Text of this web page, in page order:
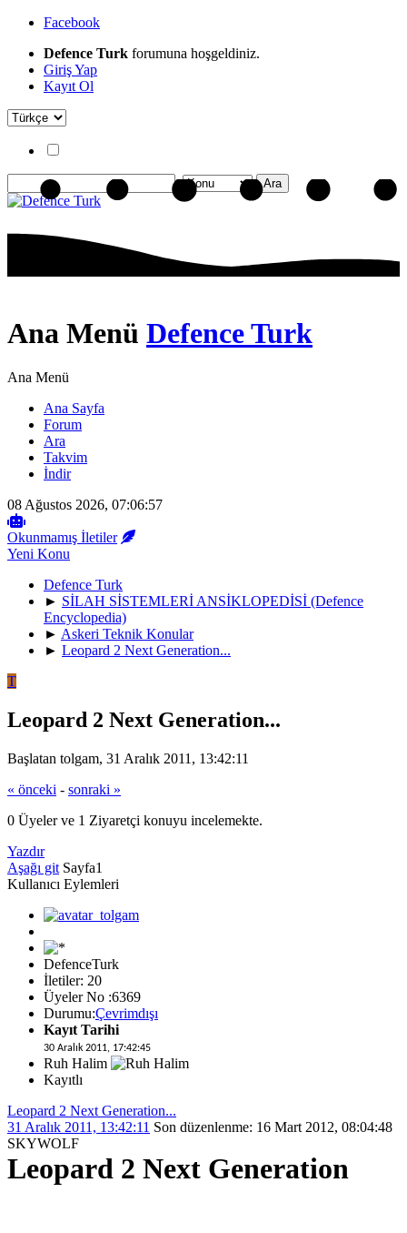
Facebook
Defence Turk forumuna hoşgeldiniz.
Giriş Yap
Kayıt Ol
Ana Menü Defence Turk
Ana Menü
Ana Sayfa
Forum
Ara
Takvim
İndir
08 Ağustos 2026, 07:06:57
Okunmamış İletiler
Yeni Konu
Defence Turk
► SİLAH SİSTEMLERİ ANSİKLOPEDİSİ (Defence
Encyclopedia)
► Askeri Teknik Konular
► Leopard 2 Next Generation...
T
Leopard 2 Next Generation...
Başlatan tolgam, 31 Aralık 2011, 13:42:11
« önceki - sonraki »
0 Üyeler ve 1 Ziyaretçi konuyu incelemekte.
Yazdır
Aşağı git Sayfa1
Kullanıcı Eylemleri
DefenceTurk
İletiler: 20
Üyeler No :6369
Durumu:Çevrimdışı
Kayıt Tarihi
30 Aralık 2011, 17:42:45
Ruh Halim
Kayıtlı
Leopard 2 Next Generation...
31 Aralık 2011, 13:42:11 Son düzenlenme: 16 Mart 2012, 08:04:48
SKYWOLF
Leopard 2 Next Generation